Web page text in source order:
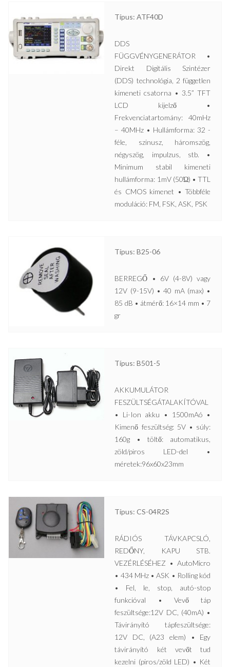
Típus: ATF40D
DDS
FÜGGVÉNYGENERÁTOR •
Direkt Digitális Szintézer
(DDS) technológia, 2 független
kimeneti csatorna • 3.5” TFT
LCD kijelző •
Frekvenciatartomány: 40mHz
– 40MHz • Hullámforma: 32 -
féle, szinusz, háromszög,
négyszög, impulzus, stb. •
Minimum stabil kimeneti
hullámforma: 1mV (50Ώ) • TTL
és CMOS kimenet • Többféle
moduláció: FM, FSK, ASK, PSK
Típus: B25-06
BERREGŐ • 6V (4-8V) vagy
12V (9-15V) • 40 mA (max) •
85 dB • átmérő: 16×14 mm • 7
gr
Típus: B501-5
AKKUMULÁTOR
FESZÜLTSÉGÁTALAKÍTÓVAL
• Li-Ion akku • 1500mAó •
Kimenő feszültség: 5V • súly:
160g • töltő: automatikus,
zöld/piros LED-del •
méretek:96x60x23mm
Típus: CS-04R2S
RÁDIÓS TÁVKAPCSLÓ,
REDŐNY, KAPU STB.
VEZÉRLÉSÉHEZ • AutoMicro
• 434 MHz • ASK • Rolling kód
• Fel, le, stop, autó-stop
funkcióval • Vevő táp
feszültsége:12V DC, (40mA) •
Távirányító tápfeszültsége:
12V DC, (A23 elem) • Egy
távirányító két vevőt tud
kezelni (piros/zöld LED) • Két